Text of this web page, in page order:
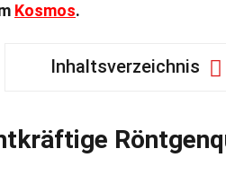
Kosmos.
Inhaltsverzeichnis